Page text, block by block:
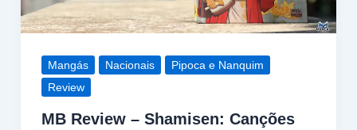
Mangás Nacionais
Pipoca e Nanquim
Review
MB Review – Shamisen: Canções